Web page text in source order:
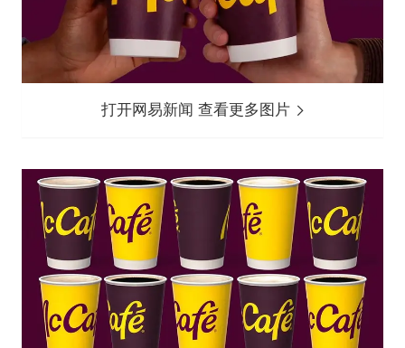
打开网易新闻 查看更多图片